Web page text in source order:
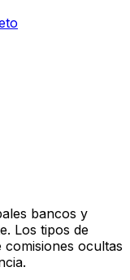
bancos y
Los tipos de
ocultas